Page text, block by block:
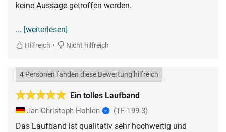
keine Aussage getroffen werden.
... [weiterlesen]
Hilfreich • Nicht hilfreich
Ein tolles Laufband
4 Personen fanden diese Bewertung hilfreich
Jan-Christoph Hohlen (TF-T99-3)
Das Laufband ist qualitativ sehr hochwertig und